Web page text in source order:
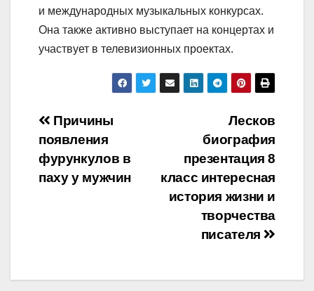
и международных музыкальных конкурсах.
Она также активно выступает на концертах и
участвует в телевизионных проектах.
Навигация
по
записям
Лесков
биография
презентация 8
класс интересная
история жизни и
творчества
писателя
Причины
появления
фурункулов в
паху у мужчин